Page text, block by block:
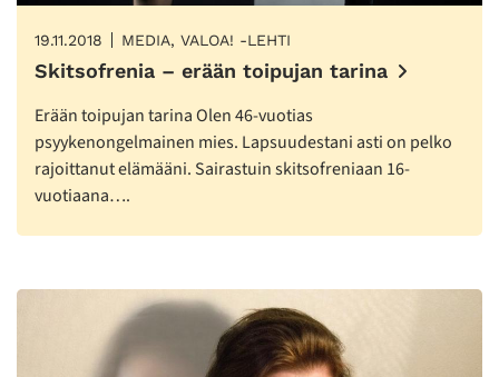
19.11.2018 MEDIA, VALOA! -LEHTI
Skitsofrenia – erään toipujan tarina
Erään toipujan tarina Olen 46-vuotias
psyykenongelmainen mies. Lapsuudestani asti on pelko
rajoittanut elämääni. Sairastuin skitsofreniaan 16-
vuotiaana….